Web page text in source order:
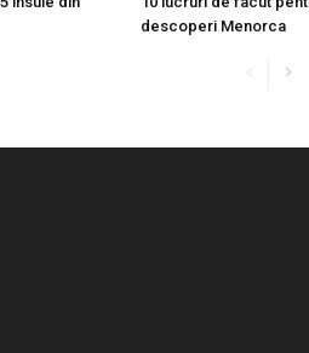
descoperi Menorca